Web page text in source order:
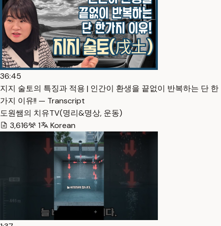
36:45
지지 술토의 특징과 적용 | 인간이 환생을 끝없이 반복하는 단 한
가지 이유!! — Transcript
도원쌤의 치유TV(명리&명상, 운동)
3,616
1 Korean